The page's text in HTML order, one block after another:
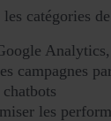
catégories
campagnes
les